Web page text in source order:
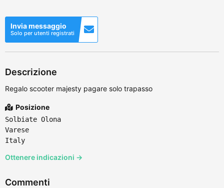
Invia messaggio
Solo per utenti registrati
Descrizione
Regalo scooter majesty pagare solo trapasso
Posizione
Solbiate Olona
Varese
Italy
Ottenere indicazioni →
Commenti